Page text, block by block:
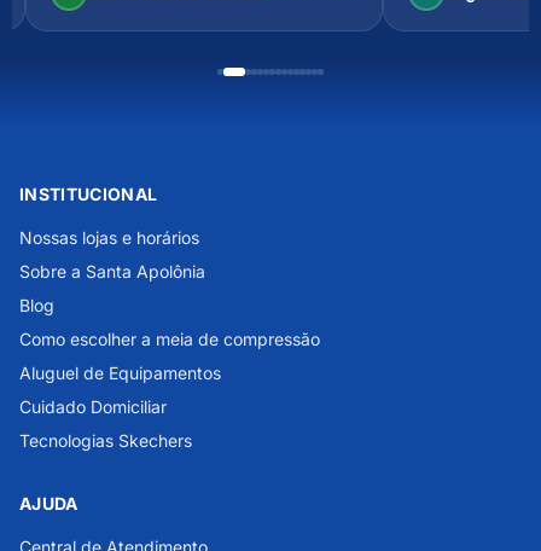
INSTITUCIONAL
Nossas lojas e horários
Sobre a Santa Apolônia
Blog
Como escolher a meia de compressão
Aluguel de Equipamentos
Cuidado Domiciliar
Tecnologias Skechers
AJUDA
Central de Atendimento